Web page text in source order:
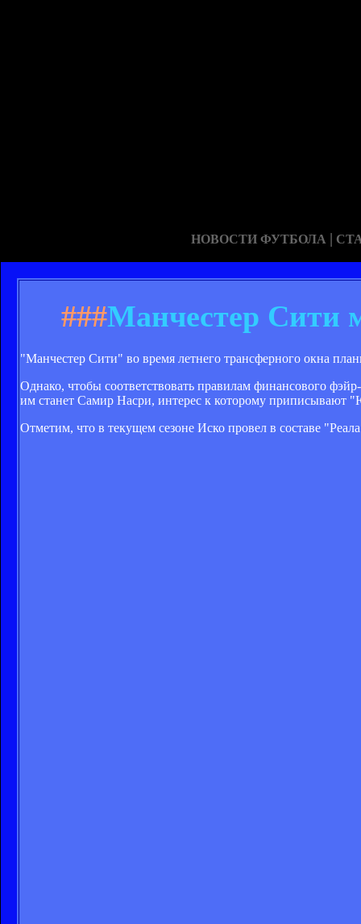
НОВОСТИ ФУТБОЛА |
###Манчестер Сити
"Манчестер Сити" во время летнего трансферного окна
Однако, чтобы соответствовать правилам финансового
им станет Самир Насри, интерес к которому приписывают
Отметим, что в текущем сезоне Иско провел в составе